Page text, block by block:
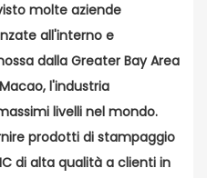
molte aziende
all'interno e
dalla Greater Bay Area
l'industria
livelli nel mondo.
prodotti di stampaggio
di alta qualità a clienti in